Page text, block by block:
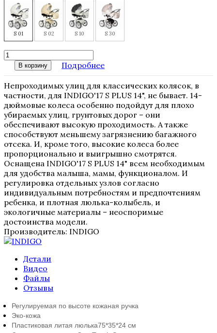
S 01 S 02 S 10 S 30
В корзину Подробнее
Непроходимых улиц для классических колясок, в
частности, для INDIGO'17 S PLUS 14", не бывает. 14-
дюймовые колеса особенно подойдут для плохо
убираемых улиц, грунтовых дорог – они
обеспечивают высокую проходимость. А также
способствуют меньшему загрязнению багажного
отсека. И, кроме того, высокие колеса более
пропорционально и выигрышно смотрятся.
Оснащена INDIGO'17 S PLUS 14" всем необходимым
для удобства малыша, мамы, функционалом. И
регулировка отдельных узлов согласно
индивидуальным потребностям и предпочтениям
ребенка, и плотная люлька-колыбель, и
экологичные материалы – неоспоримые
достоинства модели.
Производитель: INDIGO
Детали
Видео
Файлы
Отзывы
Регулируемая по высоте кожаная ручка
Эко-кожа
Пластиковая литая люлька75*35*24 см